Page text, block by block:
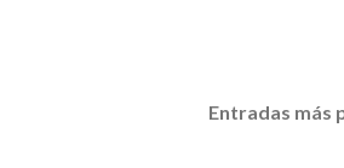
Entradas más